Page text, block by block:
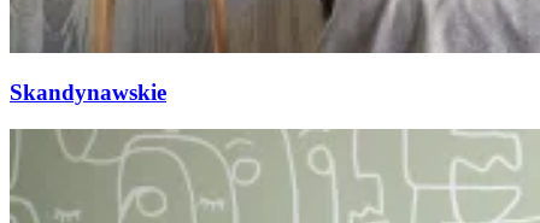
Skandynawskie